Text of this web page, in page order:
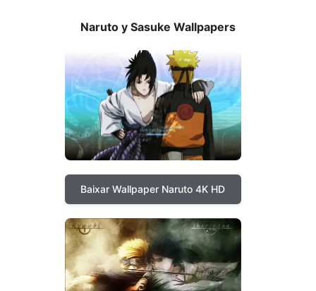
Naruto y Sasuke Wallpapers
Baixar Wallpaper Naruto 4K HD